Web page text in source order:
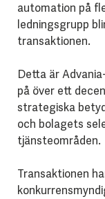
automation på
ledningsgrupp
transaktionen.
Detta är
på över ett
strategiska
och bolagets
tjänsteområden.
Transaktionen